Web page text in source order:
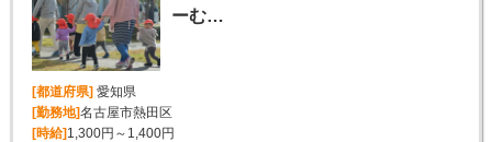
ーむ…
[都道府県] 愛知県
[勤務地]名古屋市熱田区
[時給] 1,300円～1,400円